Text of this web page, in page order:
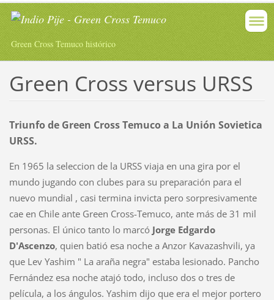
Green Cross Temuco histórico
Green Cross versus URSS
Triunfo de Green Cross Temuco a La Unión Sovietica
URSS.
En 1965 la seleccion de la URSS viaja en una gira por el
mundo jugando con clubes para su preparación para el
nuevo mundial , casi termina invicta pero sorpresivamente
cae en Chile ante Green Cross-Temuco, ante más de 31 mil
personas. El único tanto lo marcó Jorge Edgardo
D'Ascenzo, quien batió esa noche a Anzor Kavazashvili, ya
que Lev Yashim " La araña negra" estaba lesionado. Pancho
Fernández esa noche atajó todo, incluso dos o tres de
película, a los ángulos. Yashim dijo que era el mejor portero